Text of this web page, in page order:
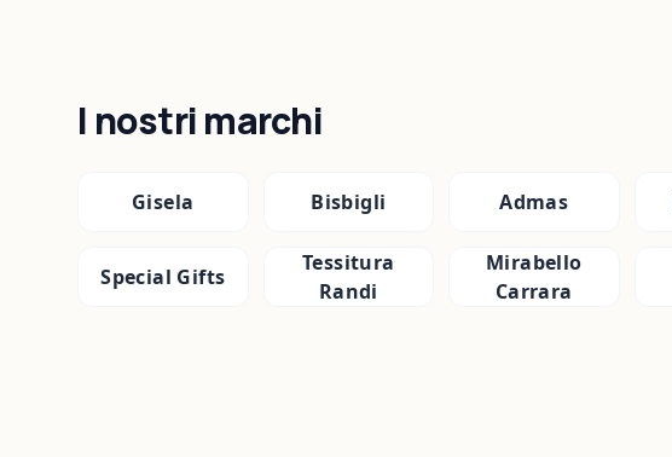
I nostri marchi
Gisela Bisbigli Admas
Special Gifts
Tessitura
Randi
Mirabello
Carrara